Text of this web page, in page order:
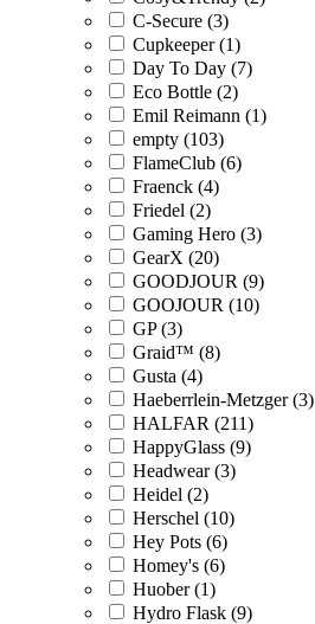
C-Secure (3)
Cupkeeper (1)
Day To Day (7)
Eco Bottle (2)
Emil Reimann (1)
empty (103)
FlameClub (6)
Fraenck (4)
Friedel (2)
Gaming Hero (3)
GearX (20)
GOODJOUR (9)
GOOJOUR (10)
GP (3)
Graid™ (8)
Gusta (4)
Haeberrlein-Metzger (3)
HALFAR (211)
HappyGlass (9)
Headwear (3)
Heidel (2)
Herschel (10)
Hey Pots (6)
Homey's (6)
Huober (1)
Hydro Flask (9)